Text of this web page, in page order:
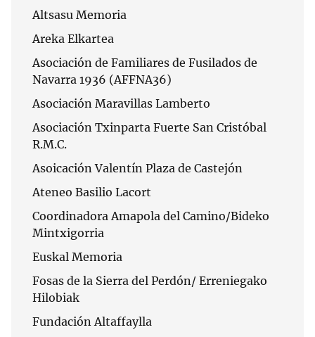
Altsasu Memoria
Areka Elkartea
Asociación de Familiares de Fusilados de
Navarra 1936 (AFFNA36)
Asociación Maravillas Lamberto
Asociación Txinparta Fuerte San Cristóbal
R.M.C.
Asoicación Valentín Plaza de Castejón
Ateneo Basilio Lacort
Coordinadora Amapola del Camino/Bideko
Mintxigorria
Euskal Memoria
Fosas de la Sierra del Perdón/ Erreniegako
Hilobiak
Fundación Altaffaylla